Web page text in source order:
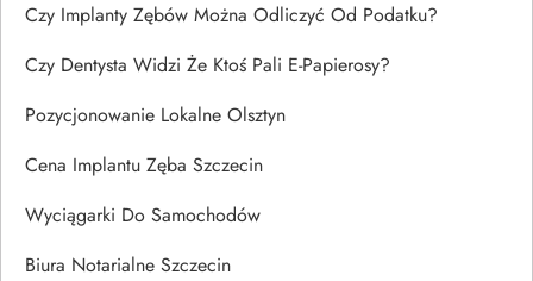
Czy Implanty Zębów Można Odliczyć Od Podatku?
Czy Dentysta Widzi Że Ktoś Pali E-Papierosy?
Pozycjonowanie Lokalne Olsztyn
Cena Implantu Zęba Szczecin
Wyciągarki Do Samochodów
Biura Notarialne Szczecin